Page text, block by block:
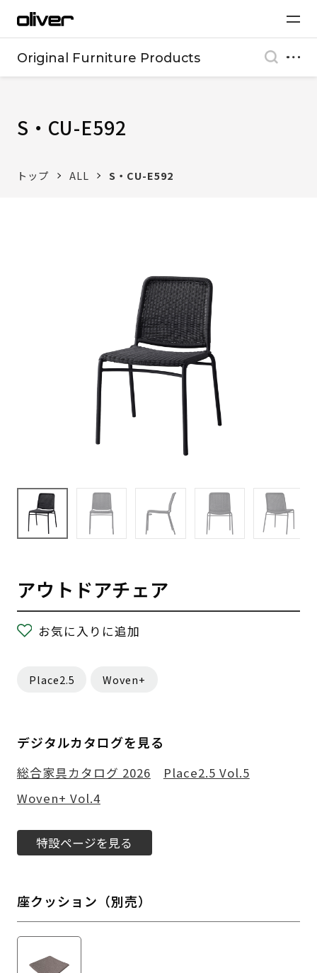
Original Furniture Products
S・CU-E592
トップ ALL S・CU-E592
アウトドアチェア
お気に入りに追加
Place2.5 Woven+
デジタルカタログを見る
総合家具カタログ 2026
Place2.5 Vol.5
Woven+ Vol.4
特設ページを見る
座クッション（別売）